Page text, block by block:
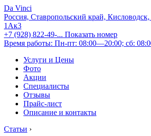
Da Vinci
Россия, Ставропольский край,
1Ак3
+7 (928) 822-49-... Показать номер
Время работы: Пн-пт: 08:00—20:00; сб:
Услуги и Цены
Фото
Акции
Специалисты
Отзывы
Прайс-лист
Описание и контакты
Статьи ›